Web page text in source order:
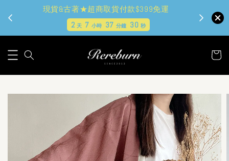
現貨&古著★超商取貨付款$399免運
2天 7小時 37分鐘 28 秒